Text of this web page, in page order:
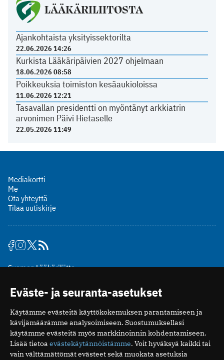
LÄÄKÄRILIITOSTA
Ajankohtaista yksityissektorilta
22.06.2026 14:26
Kurkista Lääkäripäivien 2027 ohjelmaan
18.06.2026 08:58
Poikkeuksia toimiston kesäaukioloissa
11.06.2026 12:21
Tasavallan presidentti on myöntänyt arkkiatrin
arvonimen Päivi Hietaselle
22.05.2026 11:49
Mediakortti
Me
Ota yhteyttä
Tilaa uutiskirje
Suomen Lääkäriliitto
00510 Helsinki
puh. (09) 393 091
toimitus@potilaanlaakarilehti.fi
ISSN 2323-9476
Eväste- ja seuranta-asetukset
Käytämme evästeitä käyttökokemuksen parantamiseen ja
kävijämäärämme analysoimiseen. Suostumuksellasi
käytämme evästeitä myös markkinoinnin kohdentamiseen.
Lisää tietoa evästekäytännöistämme. Voit hyväksyä kaikki tai
vain välttämättömät evästeet sekä muokata asetuksia